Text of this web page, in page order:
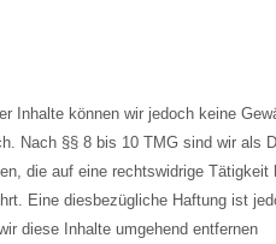
können wir jedoch keine
Nach §§ 8 bis 10 TMG sind wir als
die auf eine rechtswidrige Tätigkeit
Eine diesbezügliche Haftung ist
diese Inhalte umgehend entfernen